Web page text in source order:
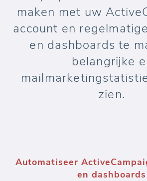
maken met uw
account en
en dashboards te
belangrijke
zien.
Automatiseer
en dashboards